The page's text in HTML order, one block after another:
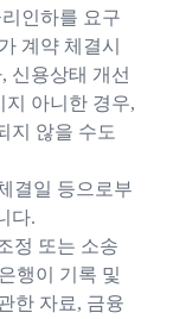
인하를 요구
계약 체결시
신용상태 개선
지 아니한 경우,
지 않을 수도
결일 등으로부
다.
정 또는 소송
행이 기록 및
한 자료, 금융